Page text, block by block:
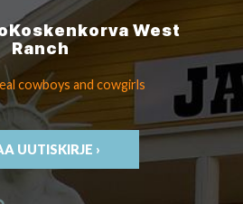
KoskenkorvaWest
Ranch
cowboys and cowgirls
UUTISKIRJE ›